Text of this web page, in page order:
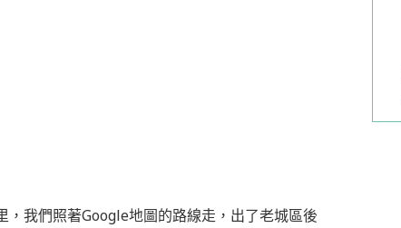
我們照著Google地圖的路線走，出了老城區後